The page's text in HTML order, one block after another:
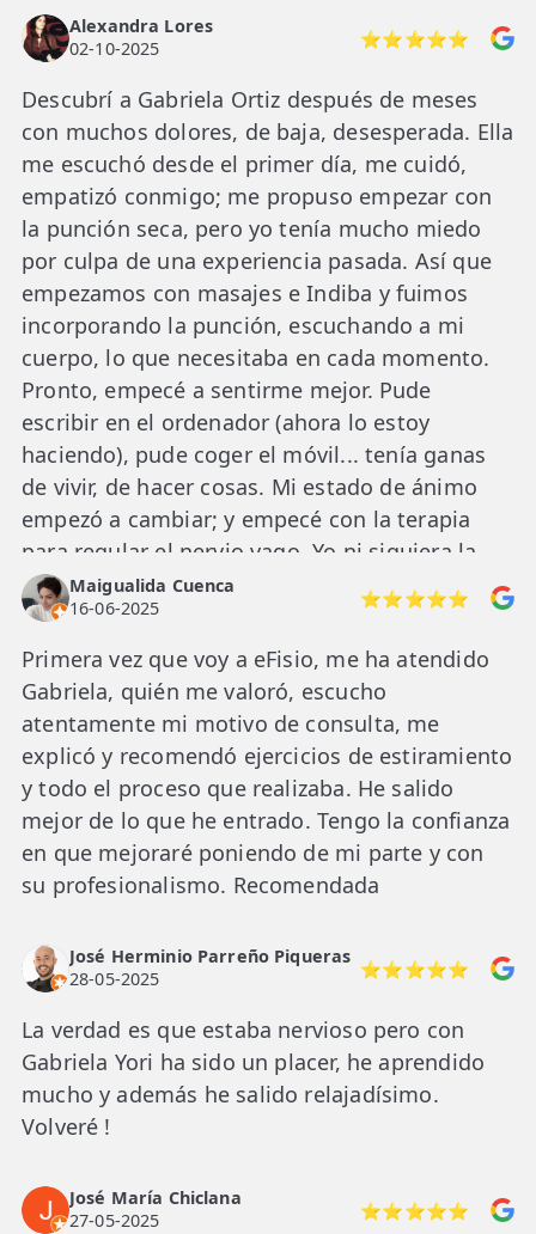
Alexandra Lores
02-10-2025
⭐⭐⭐⭐⭐
Descubrí a Gabriela Ortiz después de meses
con muchos dolores, de baja, desesperada. Ella
me escuchó desde el primer día, me cuidó,
empatizó conmigo; me propuso empezar con
la punción seca, pero yo tenía mucho miedo
por culpa de una experiencia pasada. Así que
empezamos con masajes e Indiba y fuimos
incorporando la punción, escuchando a mi
cuerpo, lo que necesitaba en cada momento.
Pronto, empecé a sentirme mejor. Pude
escribir en el ordenador (ahora lo estoy
haciendo), pude coger el móvil... tenía ganas
de vivir, de hacer cosas. Mi estado de ánimo
empezó a cambiar; y empecé con la terapia
para regular el nervio vago. Yo ni siquiera la
conocía, pero Gabriela es especialista. Gracias
a esta profesional, cercana y atenta, ahora soy
otra persona. Le estaré eternamente
agradecida.
Maigualida Cuenca
16-06-2025
⭐⭐⭐⭐⭐
Primera vez que voy a eFisio, me ha atendido
Gabriela, quién me valoró, escucho
atentamente mi motivo de consulta, me
explicó y recomendó ejercicios de estiramiento
y todo el proceso que realizaba. He salido
mejor de lo que he entrado. Tengo la confianza
en que mejoraré poniendo de mi parte y con
su profesionalismo. Recomendada
José Herminio Parreño Piqueras
28-05-2025
⭐⭐⭐⭐⭐
La verdad es que estaba nervioso pero con
Gabriela Yori ha sido un placer, he aprendido
mucho y además he salido relajadísimo.
Volveré !
José María Chiclana
27-05-2025
⭐⭐⭐⭐⭐